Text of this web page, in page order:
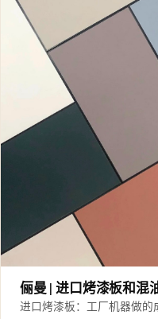
俪曼 | 进口烤漆板和混
进口烤漆板：工厂机器做